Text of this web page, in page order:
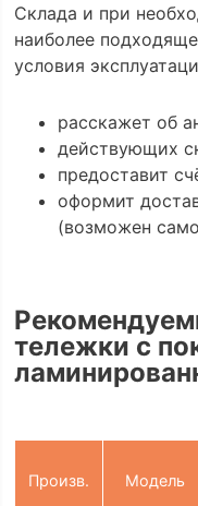
Склада и при
наиболее
условия
расскажет об
действующих
предоставит
оформит
(возможен
тележки с
Произв. Модель